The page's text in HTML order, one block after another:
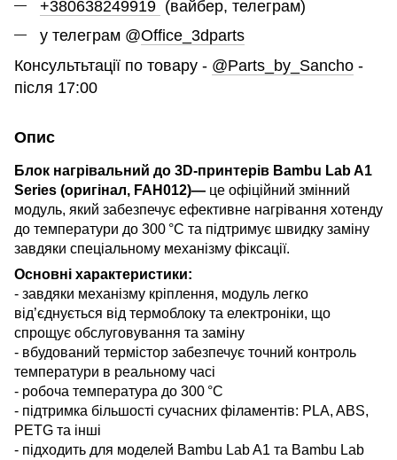
+380638249919 (вайбер, телеграм)
у телеграм @Office_3dparts
Консультьтації по товару - @Parts_by_Sancho -
після 17:00
Опис
Блок нагрівальний до 3D-принтерів Bambu Lab A1
Series (оригінал, FAH012)— це офіційний змінний
модуль, який забезпечує ефективне нагрівання хотенду
до температури до 300 °C та підтримує швидку заміну
завдяки спеціальному механізму фіксації.
Основні характеристики:
- завдяки механізму кріплення, модуль легко
від’єднується від термоблоку та електроніки, що
спрощує обслуговування та заміну
- вбудований термістор забезпечує точний контроль
температури в реальному часі
- робоча температура до 300 °C
- підтримка більшості сучасних філаментів: PLA, ABS,
PETG та інші
- підходить для моделей Bambu Lab A1 та Bambu Lab